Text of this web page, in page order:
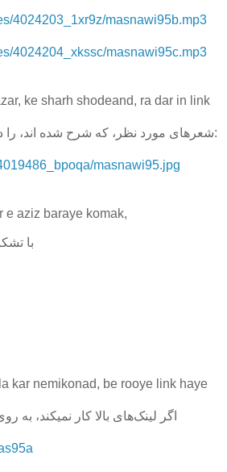
4024203_1xr9z/masnawi95b.mp3
4024204_xkssc/masnawi95c.mp3
ke sharh shodeand, ra dar in link
شعر‌های مورد نظر، که شرح شده اند، را در این لینک میتوانید ببینید:
masnawi95.jpg
e aziz baraye komak,
با
kar nemikonad, be rooye link haye
اگر لینک‌های بالا کار نمیکند، به